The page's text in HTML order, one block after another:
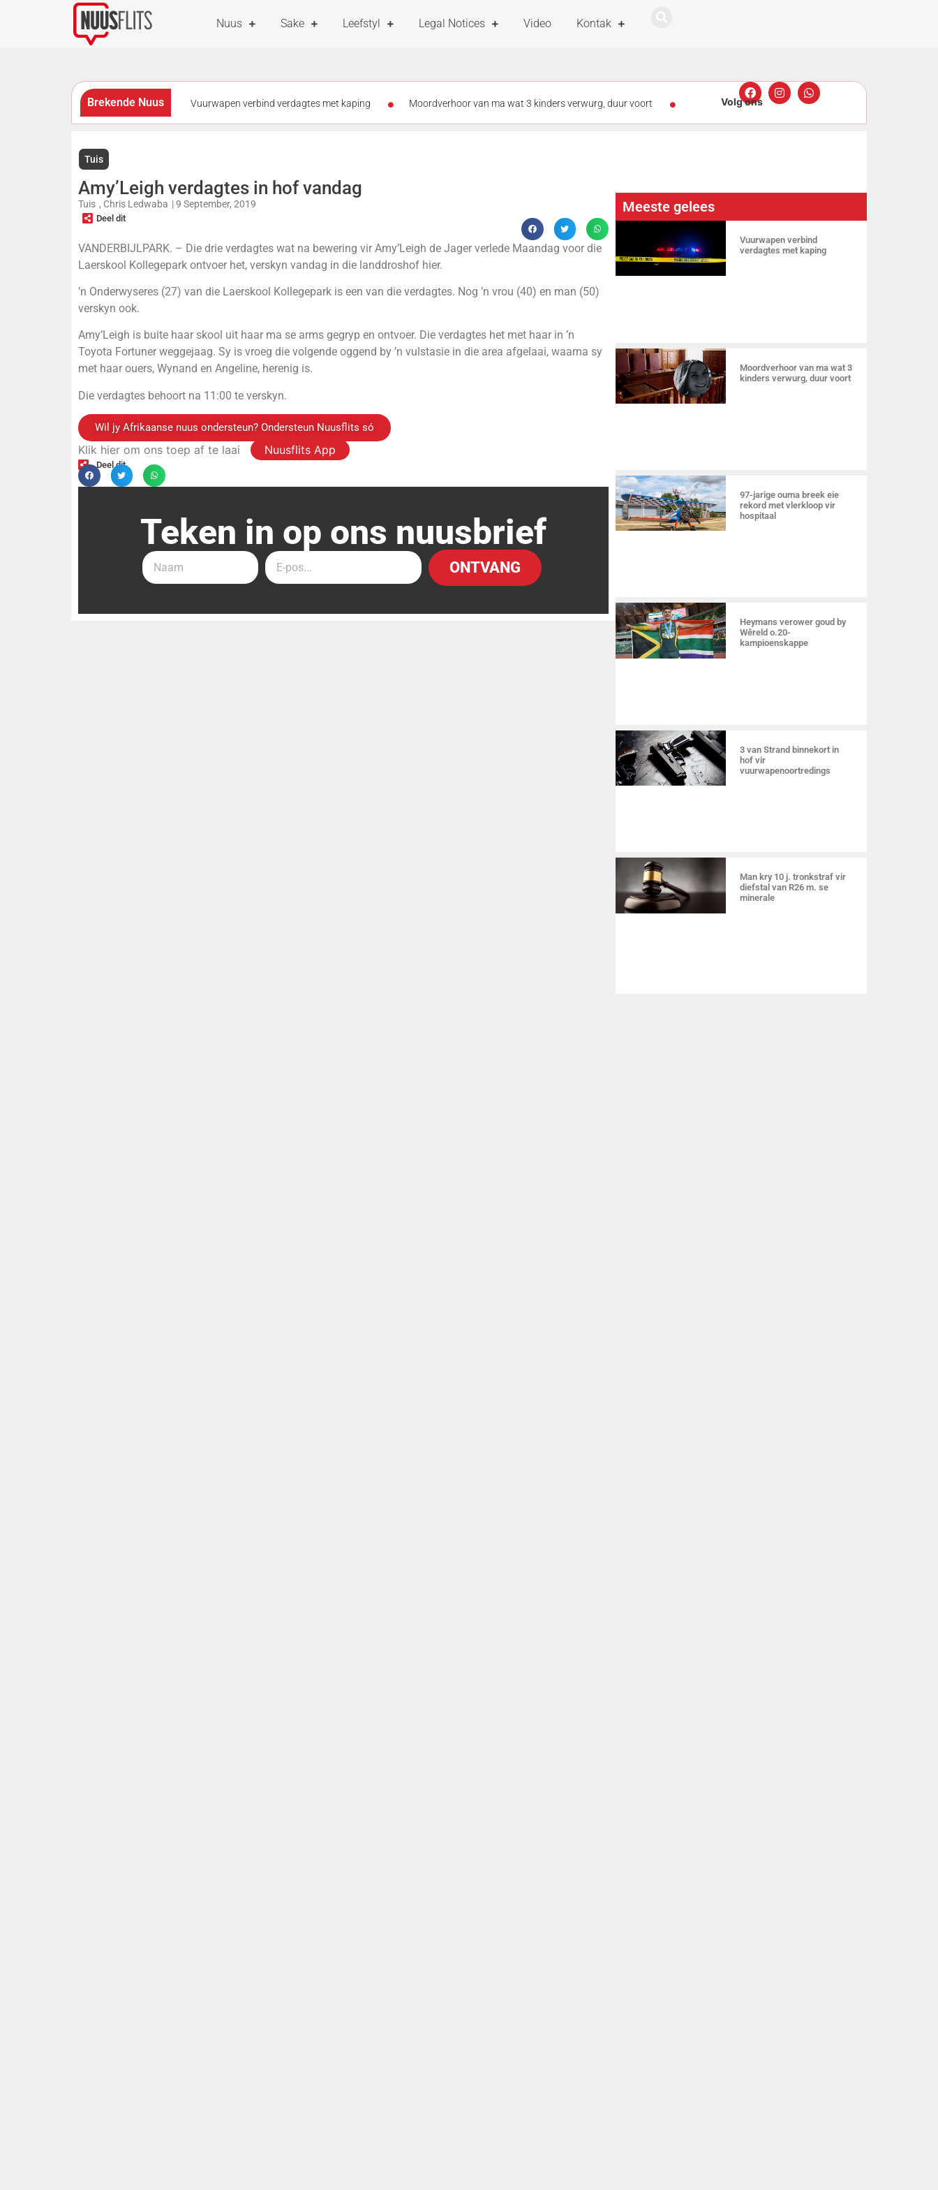
Nuus Sake Leefstyl Legal Notices Video Kontak
Brekende Nuus Vuurwapen verbind verdagtes met kaping Moordverhoor van ma wat 3 kinders verwurg, duur voort
officers honoured for helping babies on patrol
Tuis
Amy’Leigh verdagtes in hof vandag
Tuis , Chris Ledwaba |9 September, 2019
Deel dit
VANDERBIJLPARK. – Die drie verdagtes wat na bewering vir Amy’Leigh de Jager verlede Maandag voor die
Laerskool Kollegepark ontvoer het, verskyn vandag in die landdroshof hier.
’n Onderwyseres (27) van die Laerskool Kollegepark is een van die verdagtes. Nog ’n vrou (40) en man (50)
verskyn ook.
Amy’Leigh is buite haar skool uit haar ma se arms gegryp en ontvoer. Die verdagtes het met haar in ’n
Toyota Fortuner weggejaag. Sy is vroeg die volgende oggend by ’n vulstasie in die area afgelaai, waarna sy
met haar ouers, Wynand en Angeline, herenig is.
Die verdagtes behoort na 11:00 te verskyn.
Wil jy Afrikaanse nuus ondersteun? Ondersteun Nuusflits só
Klik hier om ons toep af te laai Nuusflits App
Deel dit
Teken in op ons nuusbrief
ONTVANG
Meeste gelees
Vuurwapen verbind
verdagtes met kaping
Moordverhoor van ma wat 3
kinders verwurg, duur voort
97-jarige ouma breek eie
rekord met vlerkloop vir
hospitaal
Heymans verower goud by
Wêreld o.20-
kampioenskappe
3 van Strand binnekort in
hof vir
vuurwapenoortredings
Man kry 10 j. tronkstraf vir
diefstal van R26 m. se
minerale